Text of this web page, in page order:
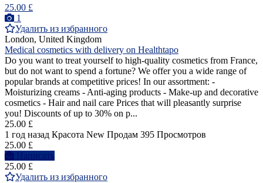
25.00 £
1
Удалить из избранного
London, United Kingdom
Medical cosmetics with delivery on Healthtapo
Do you want to treat yourself to high-quality cosmetics from France,
but do not want to spend a fortune? We offer you a wide range of
popular brands at competitive prices! In our assortment: -
Moisturizing creams - Anti-aging products - Make-up and decorative
cosmetics - Hair and nail care Prices that will pleasantly surprise
you! Discounts of up to 30% on p...
25.00 £
1 год назад Красота New Продам 395 Просмотров
25.00 £
Написать
25.00 £
Удалить из избранного